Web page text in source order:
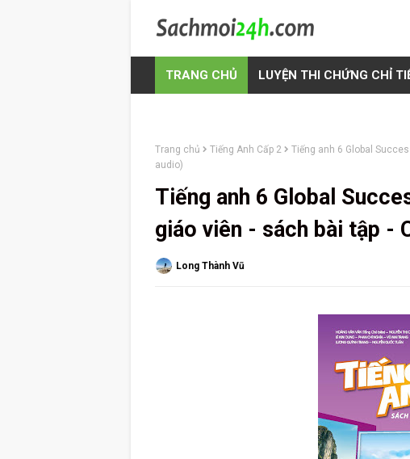
TRANG CHỦ LUYỆN THI CHỨNG CHỈ
Trang chủ Tiếng Anh Cấp 2
Tiếng anh 6 Global
audio)
Tiếng anh 6 Global
giáo viên - sách bài tập -
Long Thành Vũ